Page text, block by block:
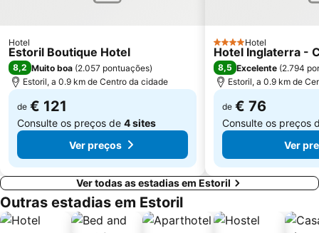
Praia da Ribeira do Cavalo
Galapinhos Beach
Telheiras
Praça do Comércio
Hotel
Estoril Boutique Hotel
8,2 Muito boa (2.057 pontuações)
Estoril, a 0.9 km de Centro da cidade
de € 121
Consulte os preços de 4 sites
Ver preços
4 Estrelas
Hotel
Hotel Inglaterra -
8,5 Excelente (2.794
Estoril, a 0.9 km de
de € 76
Consulte os preços
Ver
Ver todas as estadias em Estoril
Outras estadias em Estoril